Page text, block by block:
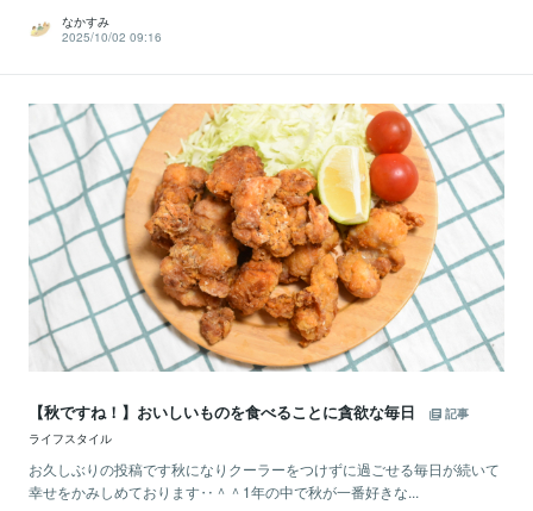
なかすみ
2025/10/02 09:16
【秋ですね！】おいしいものを食べることに貪欲な毎日
記事
ライフスタイル
お久しぶりの投稿です秋になりクーラーをつけずに過ごせる毎日が続いて
幸せをかみしめております‥＾＾1年の中で秋が一番好きな...